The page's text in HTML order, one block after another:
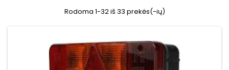
Rodoma 1-32 iš 33 prekės(-ių)